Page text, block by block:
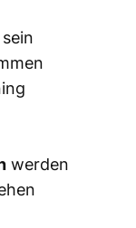
werden